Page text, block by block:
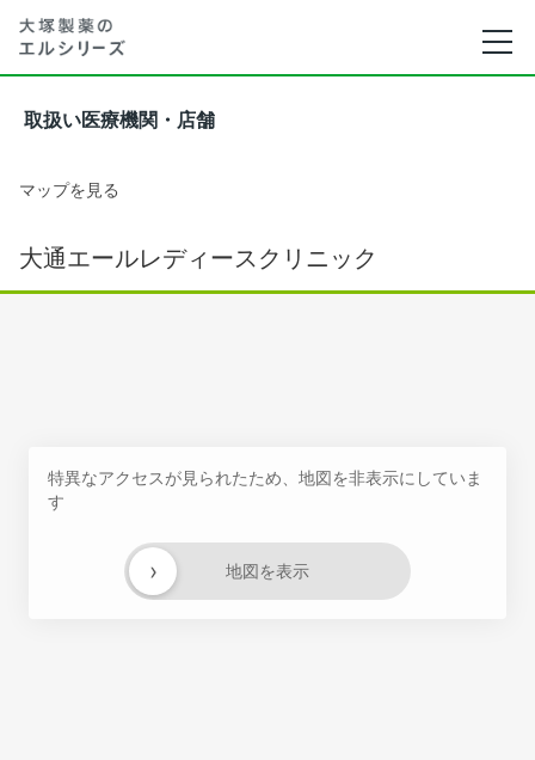
取扱い医療機関・店舗
マップを見る
大通エールレディースクリニック
特異なアクセスが見られたため、地図を非表示にしていま
す
地図を表示
›